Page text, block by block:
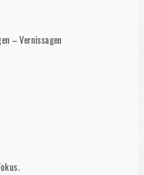
– Vernissagen